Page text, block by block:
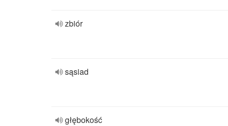
zbiór
sąsiad
głębokość